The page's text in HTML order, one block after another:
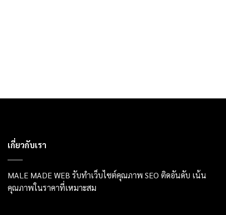
เกี่ยวกับเรา
MALE MADE WEB รับทำเว็บไซต์คุณภาพ SEO ติดอันดับ เน้น
คุณภาพในราคาที่เหมาะสม